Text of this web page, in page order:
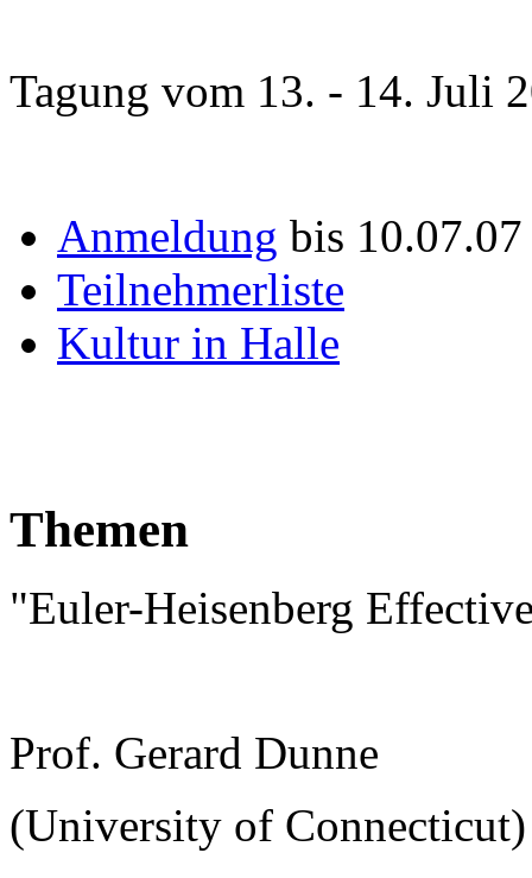
Tagung vom 13. - 14. Juli
Anmeldung bis
Teilnehmerliste
Kultur in Halle
Themen
"Euler-Heisenberg
Prof. Gerard Dunne
(University of Connecticut)